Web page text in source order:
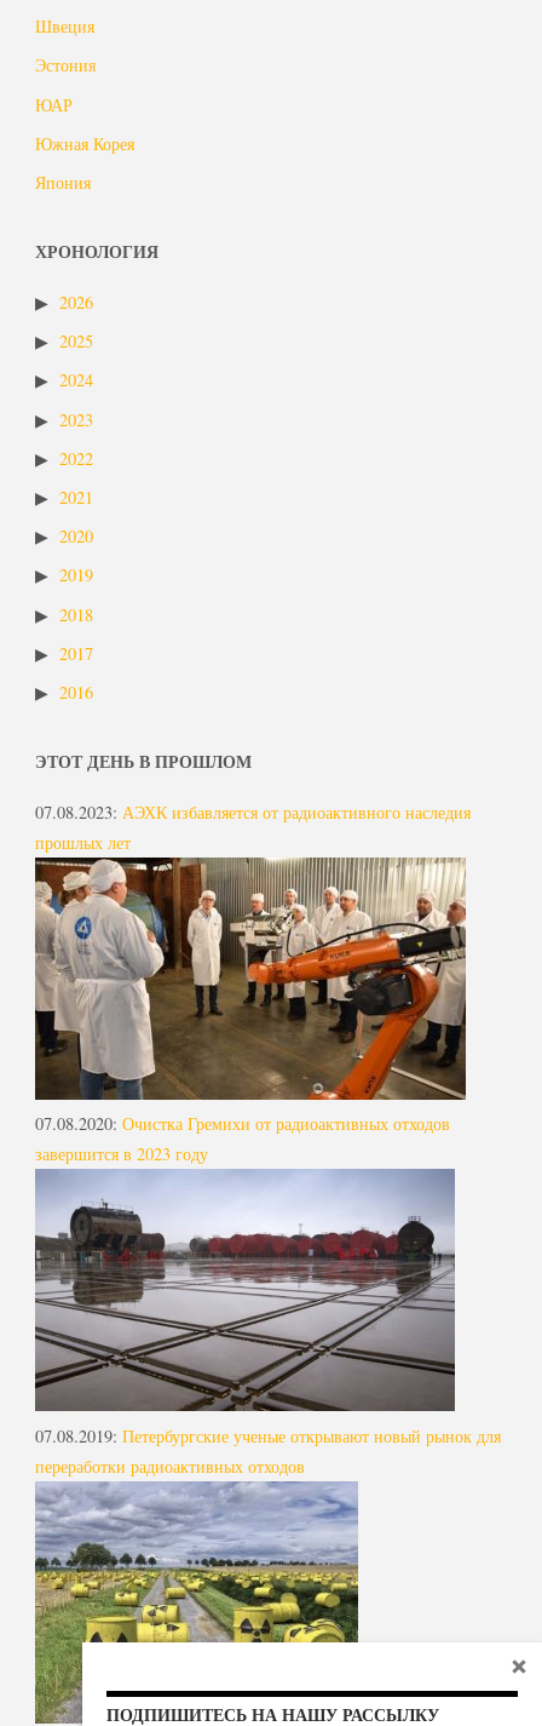
Швеция
Эстония
ЮАР
Южная Корея
Япония
ХРОНОЛОГИЯ
2026
2025
2024
2023
2022
2021
2020
2019
2018
2017
2016
ЭТОТ ДЕНЬ В ПРОШЛОМ
07.08.2023: АЭХК избавляется от радиоактивного наследия
прошлых лет
07.08.2020: Очистка Гремихи от радиоактивных отходов
завершится в 2023 году
07.08.2019: Петербургские ученые открывают новый рынок для
переработки радиоактивных отходов
ПОДПИШИТЕСЬ НА НАШУ РАССЫЛКУ